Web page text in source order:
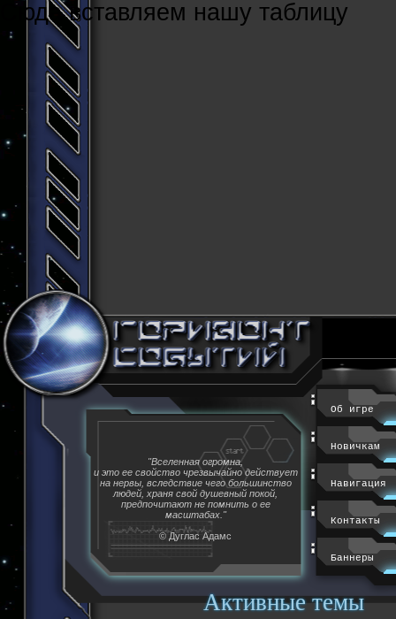
Cюда вставляем нашу таблицу
Активные темы
"Вселенная огромна,
и это ее свойство чрезвычайно действует
на нервы, вследствие чего большинство
людей, храня свой душевный покой,
предпочитают не помнить о ее
масштабах."
© Дуглас Адамс
Об игре
Новичкам
Навигация
Контакты
Баннеры